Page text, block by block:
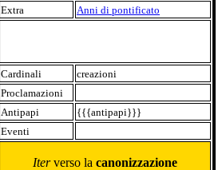
Extra
Anni di pontificato
Cardinali
creazioni
Proclamazioni
Antipapi
{{{antipapi}}}
Eventi
Iterverso la canonizzazione